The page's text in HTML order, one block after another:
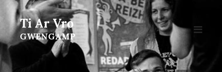
Ti Ar Vro
GWENGAMP